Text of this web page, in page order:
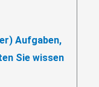
Aufgaben,
Sie wissen